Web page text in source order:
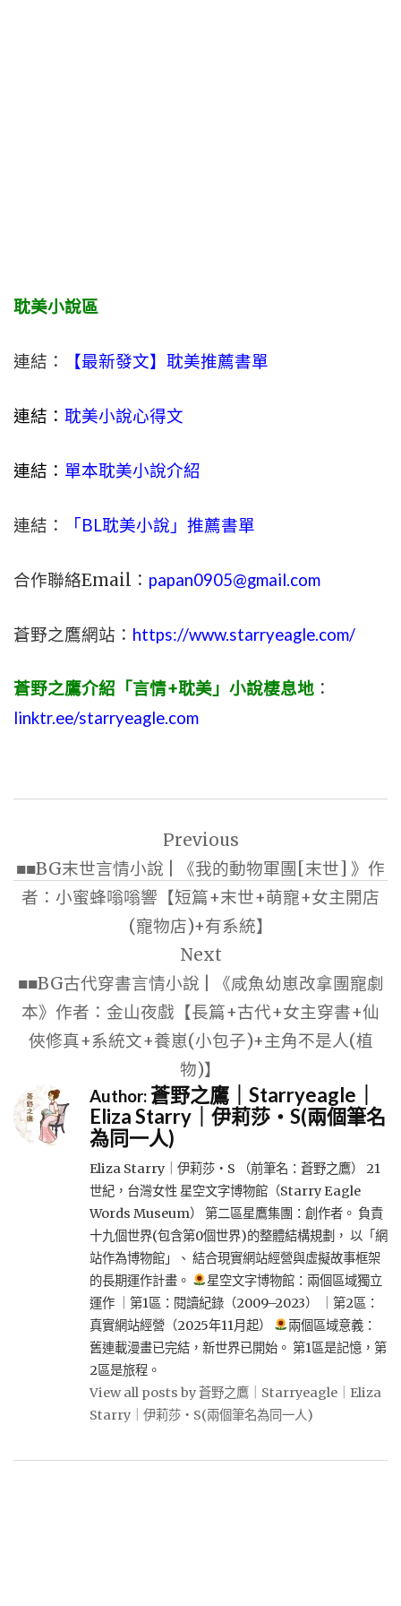
耽美小說區
連結： 【最新發文】耽美推薦書單
連結： 耽美小說心得文
連結： 單本耽美小說介紹
連結： 「BL耽美小說」推薦書單
合作聯絡Email： papan0905@gmail.com
蒼野之鷹網站： https://www.starryeagle.com/
蒼野之鷹介紹「言情+耽美」小說棲息地 ：
linktr.ee/starryeagle.com
導
覽
Previous
■■BG末世言情小說 | 《我的動物軍團[末世] 》作
者：小蜜蜂嗡嗡響【短篇+末世+萌寵+女主開店
(寵物店)+有系統】
Next
■■BG古代穿書言情小說 | 《咸魚幼崽改拿團寵劇
本》作者：金山夜戲【長篇+古代+女主穿書+仙
俠修真+系統文+養崽(小包子)+主角不是人(植
物)】
Author:蒼野之鷹｜Starryeagle｜
Eliza Starry｜伊莉莎・S(兩個筆名
為同一人)
Eliza Starry｜伊莉莎・S （前筆名：蒼野之鷹） 21
世紀，台灣女性 星空文字博物館（Starry Eagle
Words Museum） 第二區星鷹集團：創作者。 負責
十九個世界(包含第0個世界)的整體結構規劃， 以「網
站作為博物館」、 結合現實網站經營與虛擬故事框架
的長期運作計畫。
星空文字博物館：兩個區域獨立
運作 ｜第1區：閱讀紀錄（2009–2023） ｜第2區：
真實網站經營（2025年11月起）
兩個區域意義：
舊連載漫畫已完結，新世界已開始。 第1區是記憶，第
2區是旅程。
View all posts by 蒼野之鷹｜Starryeagle｜Eliza
Starry｜伊莉莎・S(兩個筆名為同一人)